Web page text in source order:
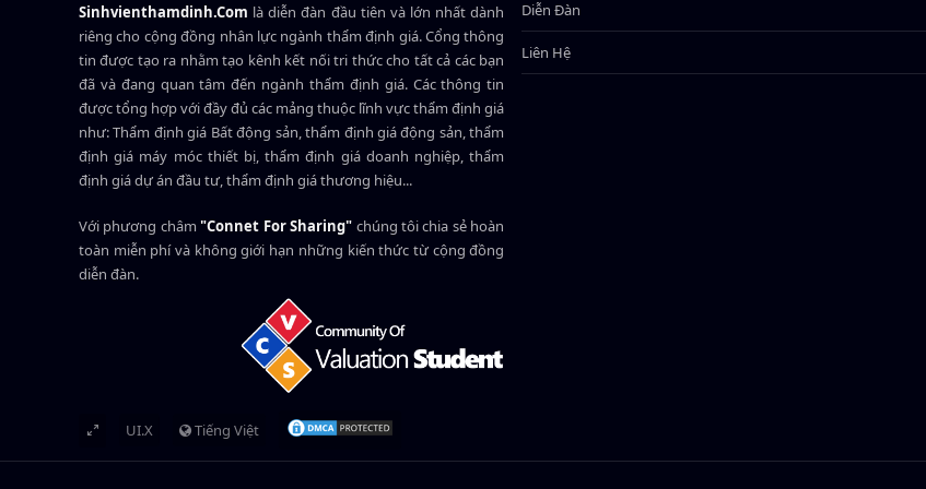
Sinhvienthamdinh.Com là diễn đàn đầu tiên và lớn nhất dành
riêng cho cộng đồng nhân lực ngành thẩm định giá. Cổng thông
tin được tạo ra nhằm tạo kênh kết nối tri thức cho tất cả các bạn
đã và đang quan tâm đến ngành thẩm định giá. Các thông tin
được tổng hợp với đầy đủ các mảng thuộc lĩnh vực thẩm định giá
như: Thẩm định giá Bất động sản, thẩm định giá động sản, thẩm
định giá máy móc thiết bị, thẩm định giá doanh nghiệp, thẩm
định giá dự án đầu tư, thẩm định giá thương hiệu...
Với phương châm"Connet For Sharing" chúng tôi chia sẻ hoàn
toàn miễn phí và không giới hạn những kiến thức từ cộng đồng
diễn đàn.
Diễn Đàn
Liên Hệ
UI.X Tiếng Việt